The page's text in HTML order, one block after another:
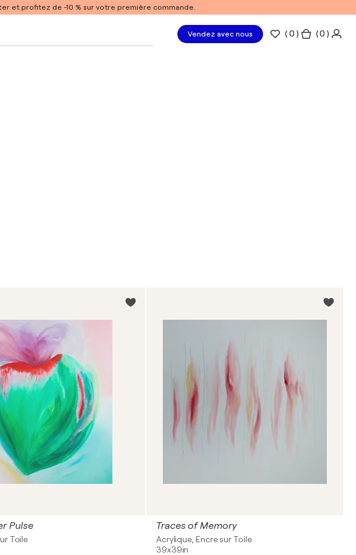
et profitez de -10 % sur votre première commande.
Vendez avec nous (0 ) ( 0 )
Pulse
Toile
Traces of Memory
Acrylique, Encre sur Toile
39x39in